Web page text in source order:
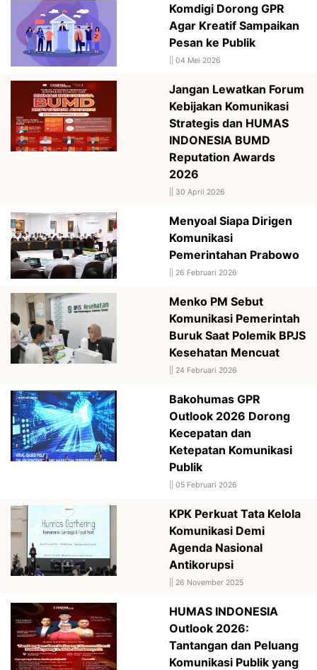
Komdigi Dorong GPR
Agar Kreatif Sampaikan
Pesan ke Publik
04 Mei 2026
Jangan Lewatkan Forum
Kebijakan Komunikasi
Strategis dan HUMAS
INDONESIA BUMD
Reputation Awards
2026
30 April 2026
Menyoal Siapa Dirigen
Komunikasi
Pemerintahan Prabowo
26 Februari 2026
Menko PM Sebut
Komunikasi Pemerintah
Buruk Saat Polemik BPJS
Kesehatan Mencuat
24 Februari 2026
Bakohumas GPR
Outlook 2026 Dorong
Kecepatan dan
Ketepatan Komunikasi
Publik
05 Februari 2026
KPK Perkuat Tata Kelola
Komunikasi Demi
Agenda Nasional
Antikorupsi
26 November 2025
HUMAS INDONESIA
Outlook 2026:
Tantangan dan Peluang
Komunikasi Publik yang